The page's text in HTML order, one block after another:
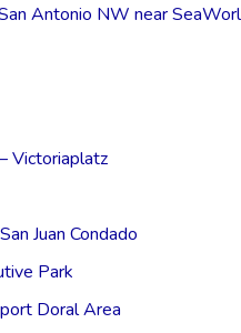
Antonio NW near
Victoriaplatz
Juan Condado
Park
Doral Area